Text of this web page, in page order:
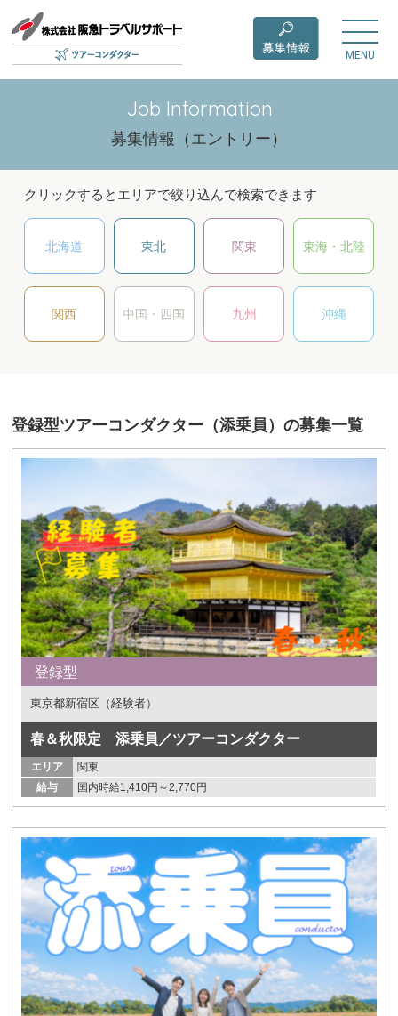
MENU
Job Information
募集情報（エントリー）
クリックするとエリアで絞り込んで検索できます
北海道 東北 関東 東海・北陸
関西 中国・四国 九州 沖縄
登録型ツアーコンダクター（添乗員）の募集一覧
登録型
東京都新宿区（経験者）
春＆秋限定 添乗員／ツアーコンダクター
エリア
関東
給与
国内時給1,410円～2,770円